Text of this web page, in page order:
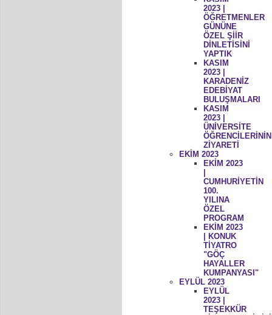
2023 |
ÖĞRETMENLER
GÜNÜNE
ÖZEL ŞİİR
DİNLETİSİNİ
YAPTIK
KASIM
2023 |
KARADENİZ
EDEBİYAT
BULUŞMALARI
KASIM
2023 |
ÜNİVERSİTE
ÖĞRENCİLERİNİN
ZİYARETİ
EKİM 2023
EKİM 2023
CUMHURİYETİN
100.
YILINA
ÖZEL
PROGRAM
EKİM 2023
| KONUK
TİYATRO
"GÖÇ
HAYALLER
KUMPANYASI"
EYLÜL 2023
EYLÜL
2023 |
TEŞEKKÜR